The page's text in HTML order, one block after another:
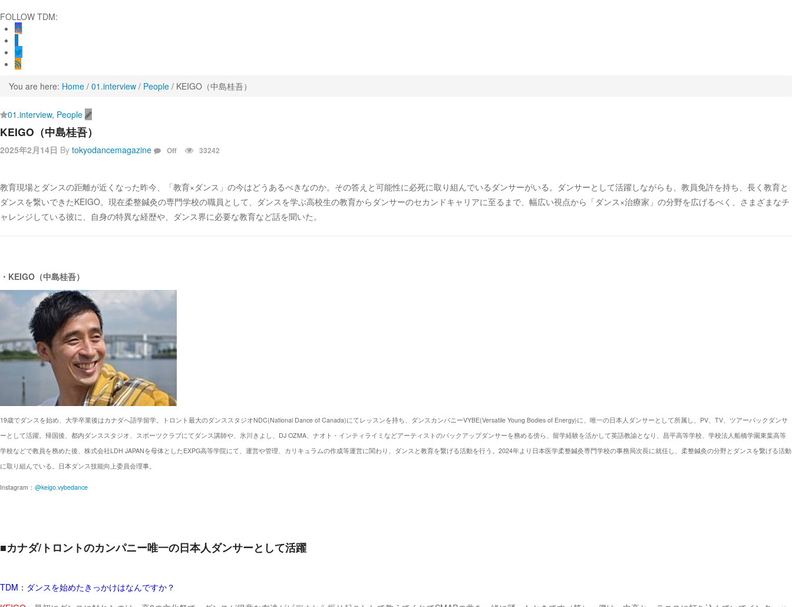
FOLLOW TDM:
You are here: Home / 01.interview / People / KEIGO（中島桂吾）
01.interview, People
KEIGO（中島桂吾）
2025年2月14日 By tokyodancemagazine Off 33242
教育現場とダンスの距離が近くなった昨今、「教育×ダンス」の今はどうあるべきなのか。その答えと可能性に必死に取り組んでいるダンサーがいる。ダンサーとして活躍しながらも、教員免許を持ち、長く教育と
ダンスを繋いできたKEIGO。現在柔整鍼灸の専門学校の職員として、ダンスを学ぶ高校生の教育からダンサーのセカンドキャリアに至るまで、幅広い視点から「ダンス×治療家」の分野を広げるべく、さまざまなチ
ャレンジしている彼に、自身の特異な経歴や、ダンス界に必要な教育など話を聞いた。
・ KEIGO（中島桂吾）
19歳でダンスを始め、大学卒業後はカナダへ語学留学。トロント最大のダンススタジオNDC(National Dance of Canada)にてレッスンを持ち、ダンスカンパニーVYBE(Versatile Young Bodies of Energy)に、唯一の日本人ダンサーとして所属し、PV、TV、ツアーバックダンサ
ーとして活躍。 帰国後、都内ダンススタジオ、スポーツクラブにてダンス講師や、氷川きよし、DJ OZMA、ナオト・インティライミなどアーティストのバックアップダンサーを務める傍ら、留学経験を活かして英語教諭となり、昌平高等学校、学校法人船橋学園東葉高等
学校などで教員を務めた後、株式会社LDH JAPANを母体としたEXPG高等学院にて、運営や管理、カリキュラムの作成等運営に関わり、ダンスと教育を繋げる活動を行う。2024年より日本医学柔整鍼灸専門学校の事務局次長に就任し、柔整鍼灸の分野とダンスを繋げる活動
に取り組んでいる。 日本ダンス技能向上委員会理事。
Instagram： @keigo.vybedance
■カナダ/トロントのカンパニー唯一の日本人ダンサーとして活躍
TDM：ダンスを始めたきっかけはなんですか？